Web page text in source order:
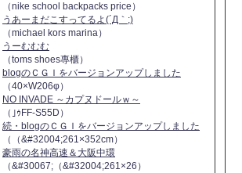
（nike school backpacks price）
うあーまだこすってるよ(´Д｀;)
（michael kors marina）
うーむむむ
（toms shoes專櫃）
blogのＣＧＩをバージョンアップしました
（40×W206φ）
NO INVADE ～カプヌドールｗ～
（｣ｩFF-S55D）
続・blogのＣＧＩをバージョンアップしました
（（&#32004;261×352cm）
豪雨の名神高速＆大阪中環
（&#30067;（&#32004;261×26）